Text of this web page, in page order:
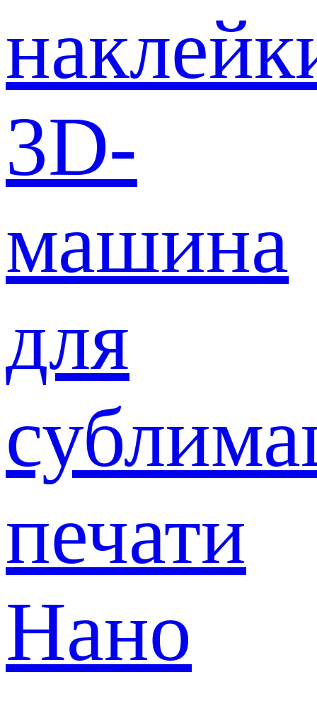
3D-
машина
для
печати
Нано